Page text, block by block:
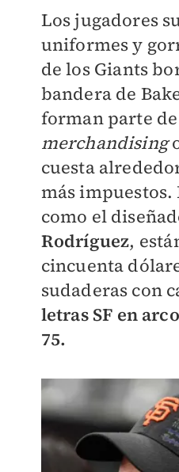
Los jugadores
uniformes y
de los Giants
bandera de
forman parte
merchandising
cuesta
más impuestos.
como el
Rodríguez,
cincuenta
sudaderas con
letras SF en
75.